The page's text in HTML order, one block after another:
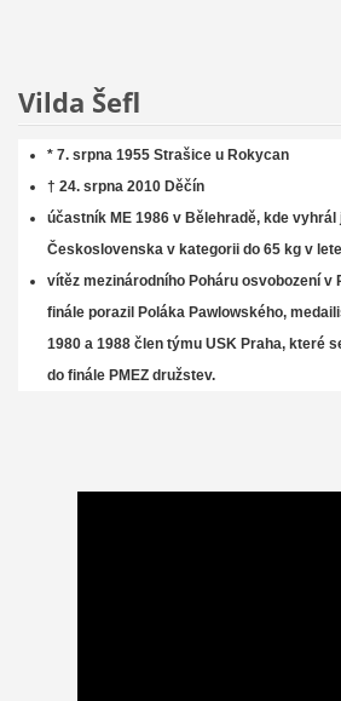
Vilda Šefl
* 7. srpna 1955 Strašice u Rokycan
† 24. srpna 2010 Děčín
účastník ME 1986 v Bělehradě, kde
Československa v kategorii do 65 kg v
vítěz mezinárodního Poháru osvobození v
finále porazil Poláka Pawlowského,
1980 a 1988 člen týmu USK Praha, které
do finále PMEZ družstev.